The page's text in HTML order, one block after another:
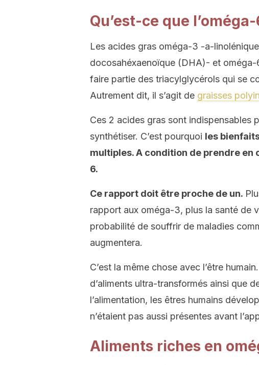
Qu’est-ce que
Les acides gras oméga-3 -a-
docosahéxaenoïque (DHA)- et
faire partie des triacylglycérols qui se
Autrement dit, il s’agit de graisses
Ces 2 acides gras sont indispensables
synthétiser. C’est pourquoi les
multiples. A condition de prendre
6.
Ce rapport doit être proche de un.
rapport aux oméga-3, plus la santé de
probabilité de souffrir de maladies
augmentera.
C’est la même chose avec l’être
d’aliments ultra-transformés ainsi que
l’alimentation, les êtres humains
n’étaient pas aussi présentes avant
Aliments riches en